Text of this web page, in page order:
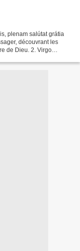
plenam salútat grátia
découvrant les
de Dieu. 2. Virgo